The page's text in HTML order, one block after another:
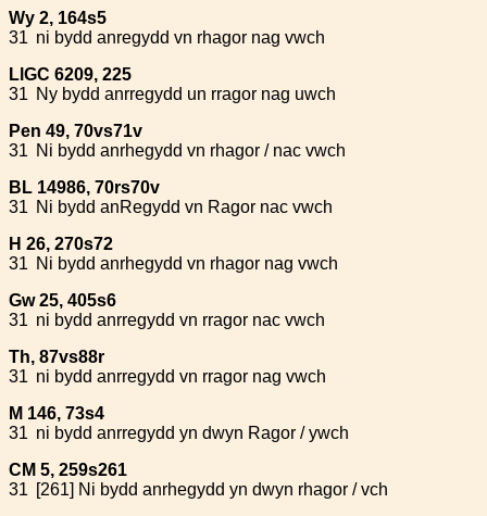
Wy 2, 164s5
31 ni bydd anregydd vn rhagor nag vwch
LlGC 6209, 225
31 Ny bydd anrregydd un rragor nag uwch
Pen 49, 70vs71v
31 Ni bydd anrhegydd vn rhagor / nac vwch
BL 14986, 70rs70v
31 Ni bydd anRegydd vn Ragor nac vwch
H 26, 270s72
31 Ni bydd anrhegydd vn rhagor nag vwch
Gw 25, 405s6
31 ni bydd anrregydd vn rragor nac vwch
Th, 87vs88r
31 ni bydd anrregydd vn rragor nag vwch
M 146, 73s4
31 ni bydd anrregydd yn dwyn Ragor / ywch
CM 5, 259s261
31 [261] Ni bydd anrhegydd yn dwyn rhagor / vch